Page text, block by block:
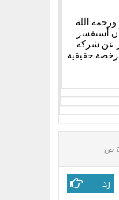
ورحمة الله
أستفسر
عن شركة
حقيقية
رد